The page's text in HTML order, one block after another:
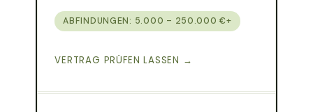
ABFINDUNGEN: 5.000 – 250.000 €+
VERTRAG PRÜFEN LASSEN →